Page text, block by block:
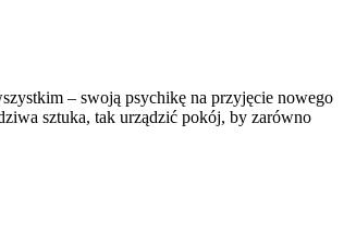
– swoją psychikę na przyjęcie nowego
sztuka, tak urządzić pokój, by zarówno